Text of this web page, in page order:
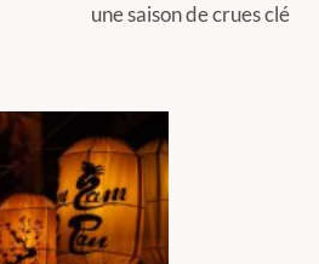
une saison de crues clé